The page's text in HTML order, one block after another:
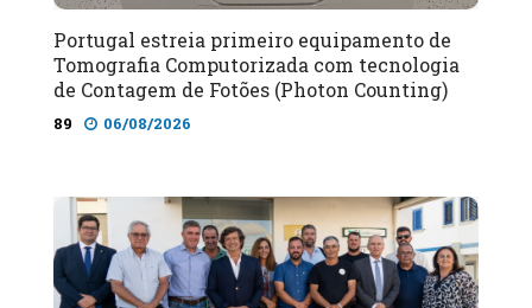
Portugal estreia primeiro equipamento de
Tomografia Computorizada com tecnologia
de Contagem de Fotões (Photon Counting)
89 06/08/2026